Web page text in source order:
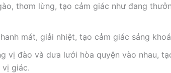
thơm lừng, tạo cảm giác như đang
mát, giải nhiệt, tạo cảm giác sảng
vị đào và dưa lưới hòa quyện vào nhau,
vị giác.